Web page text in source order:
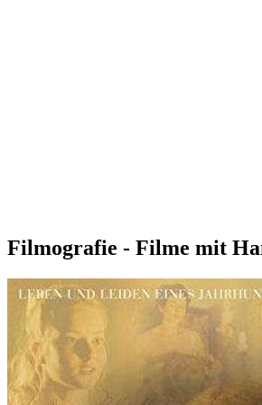
Filmografie - Filme mit